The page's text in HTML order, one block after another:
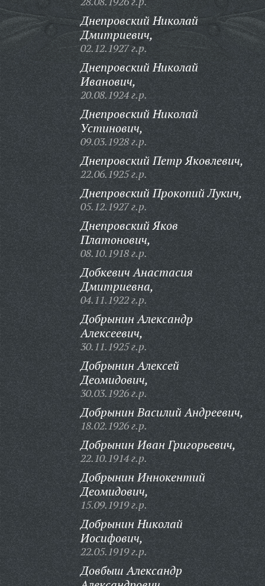
Днепровский Николай
Дмитриевич,
02.12.1927 г.р.
Днепровский Николай
Иванович,
20.08.1924 г.р.
Днепровский Николай
Устинович,
09.03.1928 г.р.
Днепровский Петр Яковлевич,
22.06.1925 г.р.
Днепровский Прокопий Лукич,
05.12.1927 г.р.
Днепровский Яков
Платонович,
08.10.1918 г.р.
Добкевич Анастасия
Дмитриевна,
04.11.1922 г.р.
Добрынин Александр
Алексеевич,
30.11.1925 г.р.
Добрынин Алексей
Деомидович,
30.03.1926 г.р.
Добрынин Василий Андреевич,
18.02.1926 г.р.
Добрынин Иван Григорьевич,
22.10.1914 г.р.
Добрынин Иннокентий
Деомидович,
15.09.1919 г.р.
Добрынин Николай
Иосифович,
22.05.1919 г.р.
Довбыш Александр